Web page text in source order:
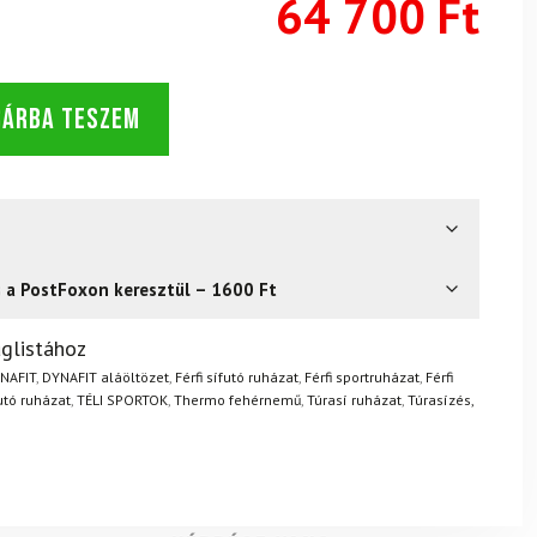
64 700 Ft
TESZEM
a PostFoxon keresztül – 1600 Ft
gond – a terméket egyszerűen visszaküldheti 14
Mik a visszaküldés feltételei?
, DYNAFIT aláöltözet, Férfi sífutó ruházat, Férfi sportruházat, Férfi
ruházat, TÉLI SPORTOK, Thermo fehérnemű, Túrasí ruházat, Túrasízés,